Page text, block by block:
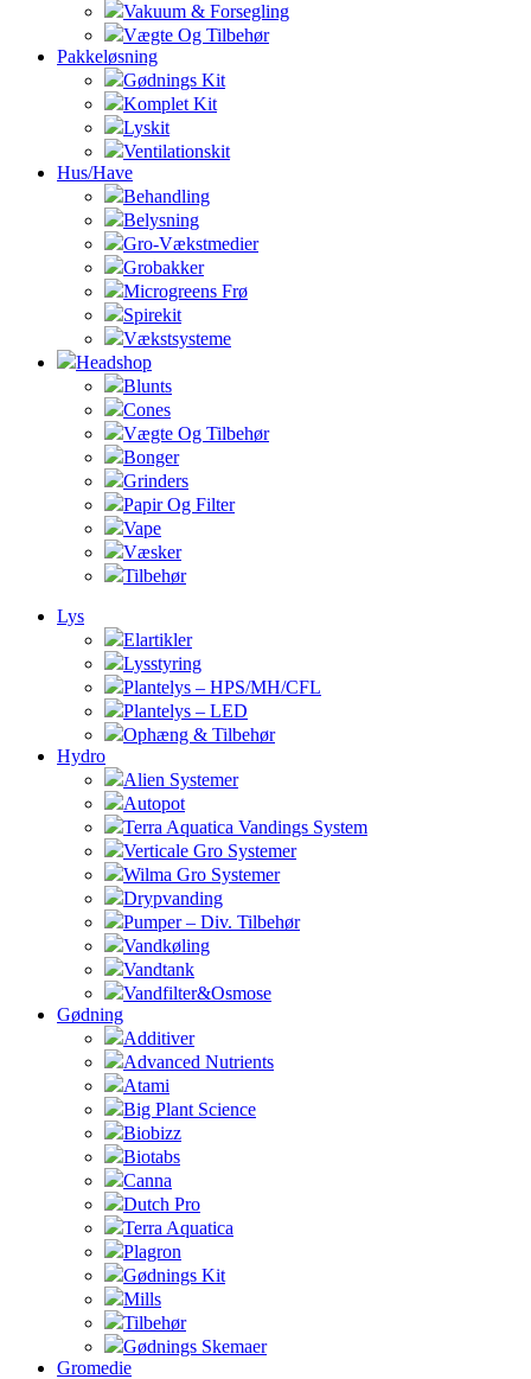
Vakuum & Forsegling
Vægte Og Tilbehør
Pakkeløsning
Gødnings Kit
Komplet Kit
Lyskit
Ventilationskit
Hus/Have
Behandling
Belysning
Gro-Vækstmedier
Grobakker
Microgreens Frø
Spirekit
Vækstsysteme
Headshop
Blunts
Cones
Vægte Og Tilbehør
Bonger
Grinders
Papir Og Filter
Vape
Væsker
Tilbehør
Lys
Elartikler
Lysstyring
Plantelys – HPS/MH/CFL
Plantelys – LED
Ophæng & Tilbehør
Hydro
Alien Systemer
Autopot
Terra Aquatica Vandings System
Verticale Gro Systemer
Wilma Gro Systemer
Drypvanding
Pumper – Div. Tilbehør
Vandkøling
Vandtank
Vandfilter&Osmose
Gødning
Additiver
Advanced Nutrients
Atami
Big Plant Science
Biobizz
Biotabs
Canna
Dutch Pro
Terra Aquatica
Plagron
Gødnings Kit
Mills
Tilbehør
Gødnings Skemaer
Gromedie